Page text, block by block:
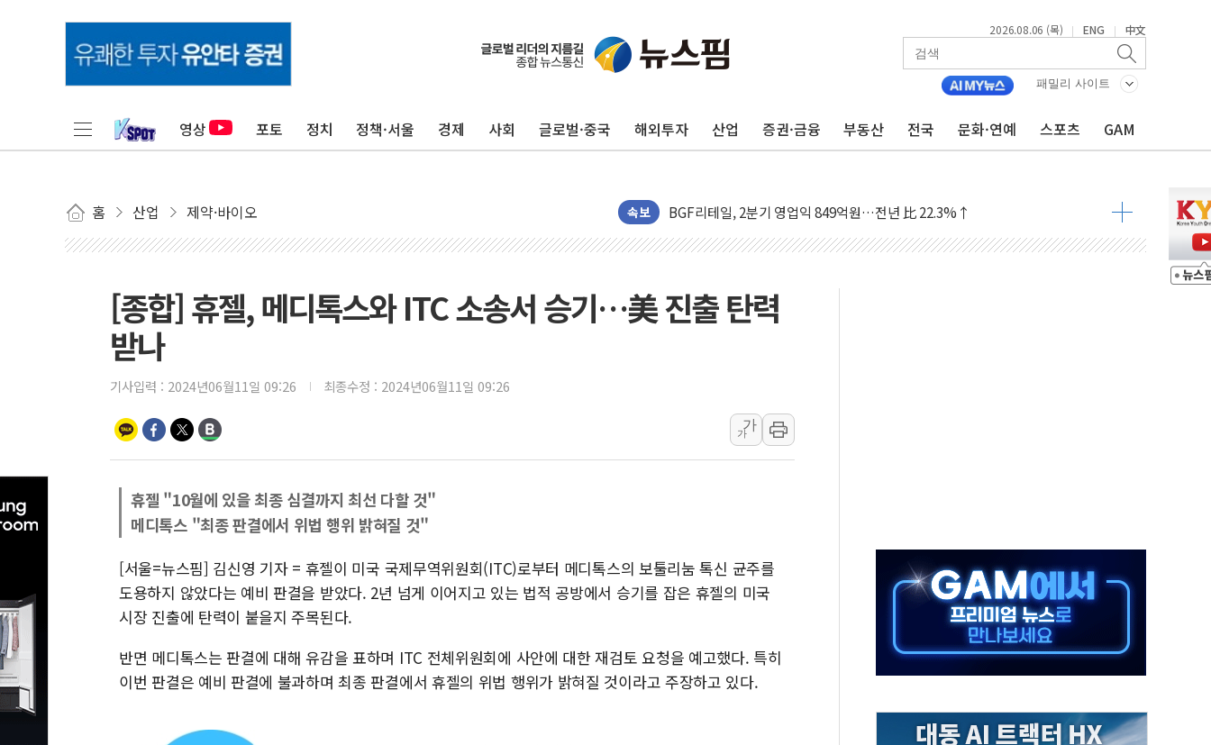
2026.08.06 (목) | ENG | 中文
패밀리 사이트
영상 포토 정치 정책·서울 경제 사회 글로벌·중국 해외투자 산업 증권·금융 부동산 전국 문화·연예 스포츠 GAM
홈 산업 제약·바이오 속보
뉴인텍, 하반기 '전력용 커패시터' 사업 확대
듀오백 정관영 대표, 자사주 추가 매입
휴젤, 매출 2545억원·영업익 1037억원…상반기 역대 최대
포스코, 희귀가스 사업 항공우주·방산으로 넓힌다
경북도·대구시 '2차 공공기관 이전' 대응 '맞손'
서울 아파트값 0.26%↑…상승폭 커졌지만 고가주택 밀집된 강남·서초 둔화
초박빙 경선에 친명계 '추가 투표' 요구...친청계 응집력 '희석' 전략 통할까
구리시 입주업종 확대…'현대 테라타워 구리갈매' 공급
日, 아키타에 일본 최대 규모의 AI 데이터센터 건설 추진
[종합] 李대통령 "취약계층 안부에 AI 활용…이주노동자 폭염 방치, 국격 훼손"
트럼프, 워시 연준의장과 수시 통화…독립성 논란 재점화
'40도 극한 폭염' 내일 절정…주말 주춤 후 다시 불볕더위
[종합] 휴젤, 메디톡스와 ITC 소송서 승기…美 진출 탄력
받나
기사입력 : 2024년06월11일 09:26 최종수정 : 2024년06월11일 09:26
가
가
휴젤 "10월에 있을 최종 심결까지 최선 다할 것"
메디톡스 "최종 판결에서 위법 행위 밝혀질 것"
[서울=뉴스핌] 김신영 기자 = 휴젤이 미국 국제무역위원회(ITC)로부터 메디톡스의 보툴리눔 톡신 균주를
도용하지 않았다는 예비 판결을 받았다. 2년 넘게 이어지고 있는 법적 공방에서 승기를 잡은 휴젤의 미국
시장 진출에 탄력이 붙을지 주목된다.
반면 메디톡스는 판결에 대해 유감을 표하며 ITC 전체위원회에 사안에 대한 재검토 요청을 예고했다. 특히
이번 판결은 예비 판결에 불과하며 최종 판결에서 휴젤의 위법 행위가 밝혀질 것이라고 주장하고 있다.